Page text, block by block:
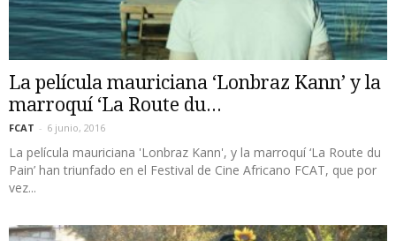
La película mauriciana ‘Lonbraz Kann’ y la
marroquí ‘La Route du...
FCAT - 6 junio, 2016
La película mauriciana 'Lonbraz Kann', y la marroquí ‘La Route du
Pain’ han triunfado en el Festival de Cine Africano FCAT, que por
vez...